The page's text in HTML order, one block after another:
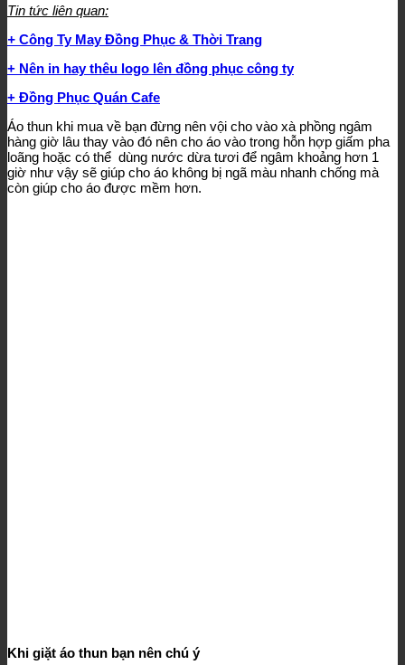
Tin tức liên quan:
+ Công Ty May Đồng Phục & Thời Trang
+ Nên in hay thêu logo lên đồng phục công ty
+ Đồng Phục Quán Cafe
Áo thun khi mua về bạn đừng nên vội cho vào xà phồng ngâm
hàng giờ lâu thay vào đó nên cho áo vào trong hỗn hợp giấm pha
loãng hoặc có thể dùng nước dừa tươi để ngâm khoảng hơn 1
giờ như vậy sẽ giúp cho áo không bị ngã màu nhanh chống mà
còn giúp cho áo được mềm hơn.
Khi giặt áo thun bạn nên chú ý